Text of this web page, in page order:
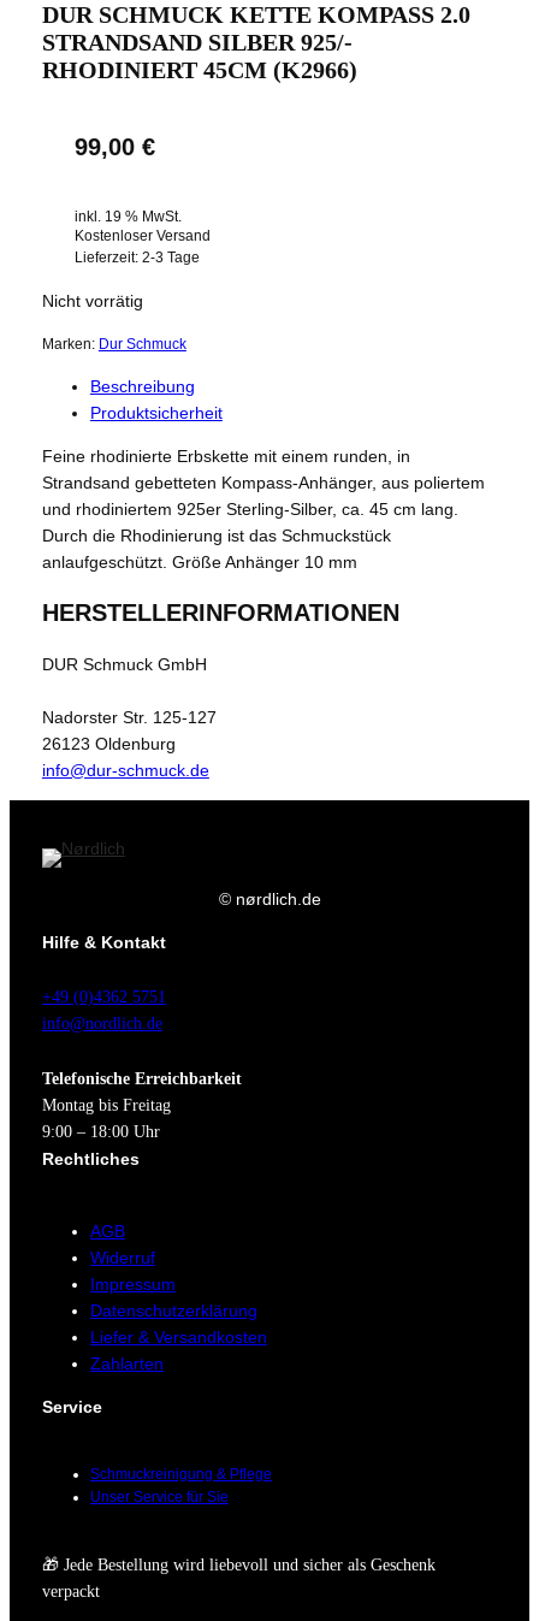
DUR SCHMUCK KETTE KOMPASS 2.0
STRANDSAND SILBER 925/-
RHODINIERT 45CM (K2966)
99,00 €
inkl. 19 % MwSt.
Kostenloser Versand
Lieferzeit: 2-3 Tage
Nicht vorrätig
Marken: Dur Schmuck
Beschreibung
Produktsicherheit
Feine rhodinierte Erbskette mit einem runden, in
Strandsand gebetteten Kompass-Anhänger, aus poliertem
und rhodiniertem 925er Sterling-Silber, ca. 45 cm lang.
Durch die Rhodinierung ist das Schmuckstück
anlaufgeschützt. Größe Anhänger 10 mm
HERSTELLERINFORMATIONEN
DUR Schmuck GmbH
Nadorster Str. 125-127
26123 Oldenburg
info@dur-schmuck.de
© nørdlich.de
Hilfe & Kontakt
+49 (0)4362 5751
info@nordlich.de
Telefonische Erreichbarkeit
Montag bis Freitag
9:00 – 18:00 Uhr
Rechtliches
AGB
Widerruf
Impressum
Datenschutzerklärung
Liefer & Versandkosten
Zahlarten
Service
Schmuckreinigung & Pflege
Unser Service für Sie
🎁 Jede Bestellung wird liebevoll und sicher als Geschenk
verpackt